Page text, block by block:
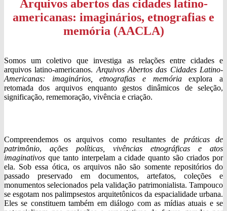
Arquivos abertos das cidades latino-
americanas: imaginários, etnografias e
memória (AACLA)
Somos um coletivo que investiga as relações entre cidades e
arquivos latino-americanos. Arquivos Abertos das Cidades Latino-
Americanas: imaginários, etnografias e memóriaexplora a
retomada dos arquivos enquanto gestos dinâmicos de seleção,
significação, rememoração, vivência e criação.
Compreendemos os arquivos como resultantes depráticas de
patrimônio, ações políticas, vivências etnográficas e atos
imaginativos que tanto interpelam a cidade quanto são criados por
ela. Sob essa ótica, os arquivos não são somente repositórios do
passado preservado em documentos, artefatos, coleções e
monumentos selecionados pela validação patrimonialista. Tampouco
se esgotam nos palimpsestos arquitetônicos da espacialidade urbana.
Eles se constituem também em diálogo com as mídias atuais e se